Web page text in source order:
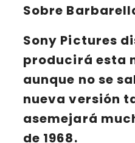
Sobre
Sony Pictures
producirá esta
aunque no se
nueva versión
asemejará
de 1968.